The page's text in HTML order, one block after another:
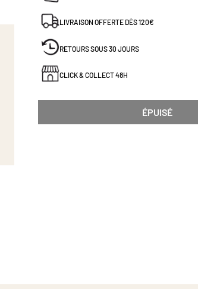
LIVRAISON OFFERTE DÈS 120€
RETOURS SOUS 30 JOURS
CLICK & COLLECT 48H
ÉPUISÉ